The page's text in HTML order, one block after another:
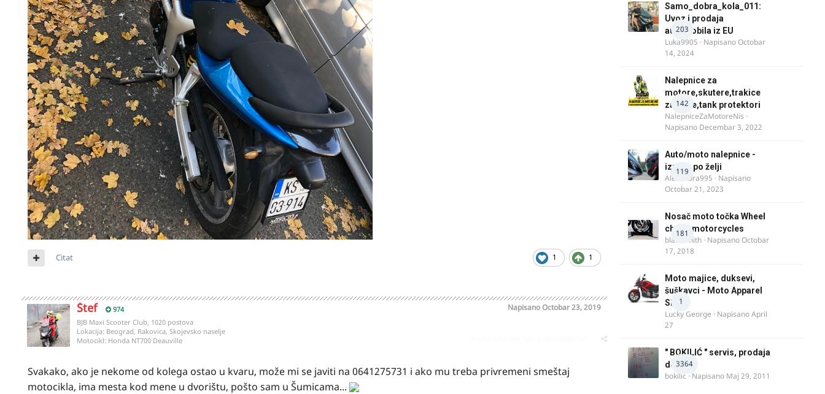
1 1
Citat
Štef 974 NapisanoOctobar 23, 2019
BJB Maxi Scooter Club, 1020 postova
Lokacija: Beograd, Rakovica, Skojevsko naselje
Motocikl: Honda NT700 Deauville
Svakako, ako je nekome od kolega ostao u kvaru, može mi se javiti na 0641275731 i ako mu treba privremeni smeštaj
motocikla, ima mesta kod mene u dvorištu, pošto sam u Šumicama...
203
Samo_dobra_kola_011:
Uvoz i prodaja
automobila iz EU
Luka9905 · NapisanoOctobar
14, 2024
142
Nalepnice za
motore,skutere,trakice
za felne,tank protektori
NalepniceZaMotoreNis ·
Napisano Decembar 3, 2022
119
Auto/moto nalepnice -
izrada po želji
Alexandra995 · Napisano
Octobar 21, 2023
181
Nosač moto točka Wheel
chock motorcycles
blacksmith · NapisanoOctobar
17, 2018
1
Moto majice, duksevi,
šuškavci - Moto Apparel
SRB
Lucky George · NapisanoApril
27
3364
" BOKILIĆ " servis, prodaja
delova
bokilic · Napisano Maj 29, 2011